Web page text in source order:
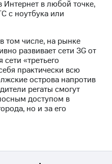
Интернет в любой точке,
с ноутбука или
том числе, на рынке
развивает сети 3G от
«третьего
практически всю
острова напротив
регаты смогут
доступом в
но и за его